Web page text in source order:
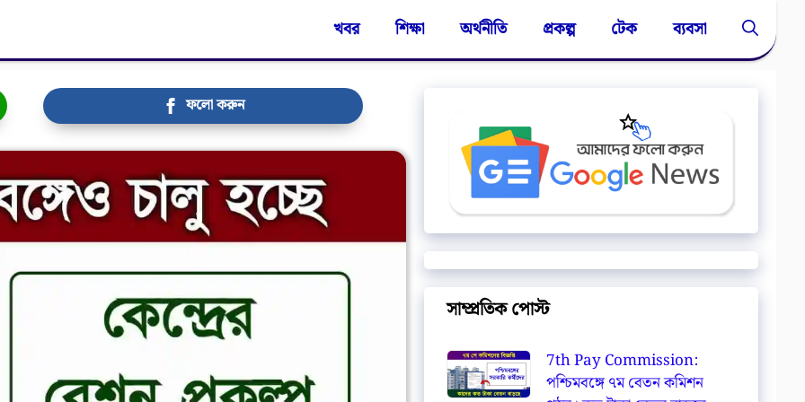
খবর শিক্ষা অর্থনীতি প্রকল্প টেক ব্যবসা
ফলো করুন
সাম্প্রতিক পোস্ট
7th Pay Commission:
পশ্চিমবঙ্গে ৭ম বেতন কমিশন